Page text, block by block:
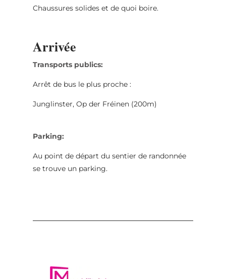
Chaussures solides et de quoi boire.
Arrivée
Transports publics:
Arrêt de bus le plus proche :
Junglinster, Op der Fréinen (200m)
Parking:
Au point de départ du sentier de randonnée
se trouve un parking.